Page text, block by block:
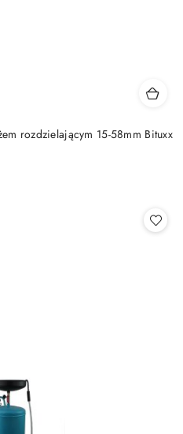
rozdzielającym 15-58mm Bituxx